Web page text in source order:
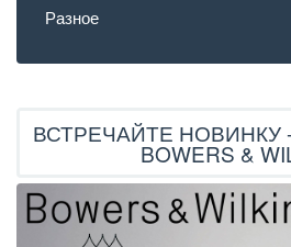
Разное
ВСТРЕЧАЙТЕ НОВИНКУ -
BOWERS &